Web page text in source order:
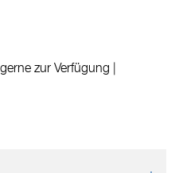
zur Verfügung |